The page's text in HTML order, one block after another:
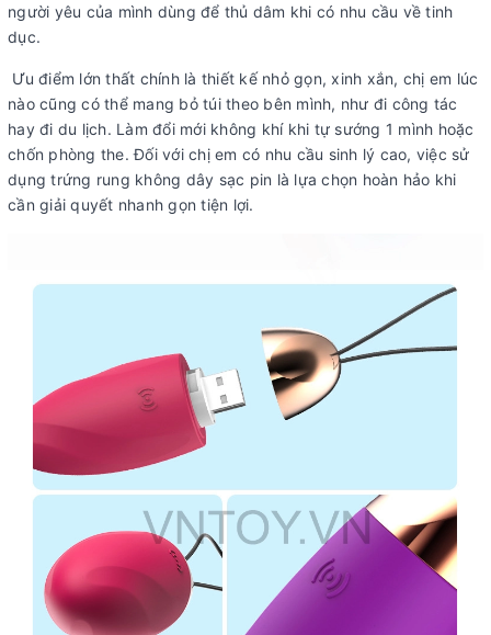
người yêu của mình dùng để thủ dâm khi có nhu cầu về tinh
dục.
Ưu điểm lớn thất chính là thiết kế nhỏ gọn, xinh xắn, chị em lúc
nào cũng có thể mang bỏ túi theo bên mình, như đi công tác
hay đi du lịch. Làm đổi mới không khí khi tự sướng 1 mình hoặc
chốn phòng the. Đối với chị em có nhu cầu sinh lý cao, việc sử
dụng trứng rung không dây sạc pin là lựa chọn hoàn hảo khi
cần giải quyết nhanh gọn tiện lợi.